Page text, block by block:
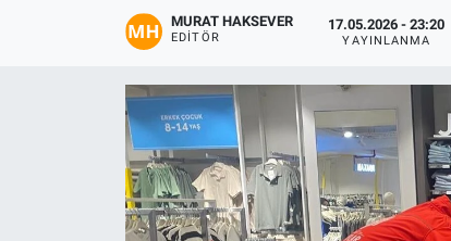
MURAT HAKSEVER
EDITÖR
17.05.2026 - 23:20
YAYINLANMA
Gündem
Kültür-Sanat
Magazin
Politika